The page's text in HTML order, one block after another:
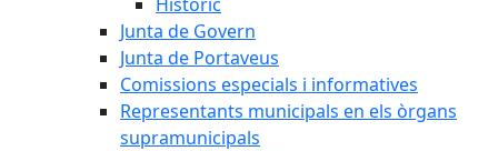
Junta de Govern
Junta de Portaveus
Comissions especials i informatives
Representants municipals en els òrgans
supramunicipals